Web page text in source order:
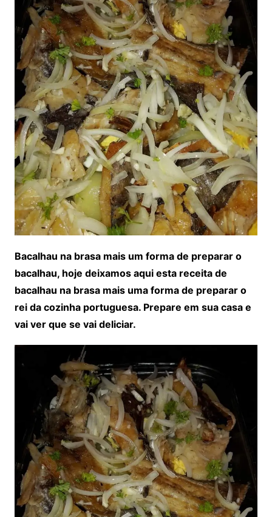
Bacalhau na brasa mais um forma de preparar o
bacalhau, hoje deixamos aqui esta receita de
bacalhau na brasa mais uma forma de preparar o
rei da cozinha portuguesa. Prepare em sua casa e
vai ver que se vai deliciar.